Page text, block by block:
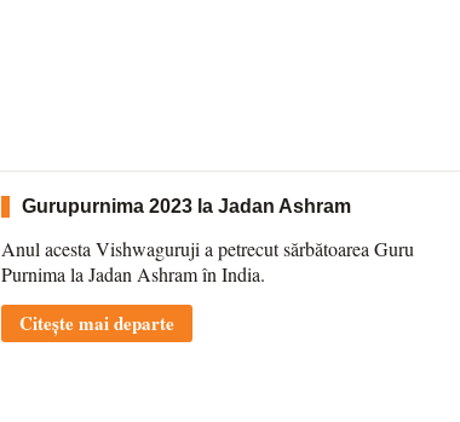
Gurupurnima 2023 la Jadan Ashram
Anul acesta Vishwaguruji a petrecut sărbătoarea Guru
Purnima la Jadan Ashram în India.
Citește mai departe